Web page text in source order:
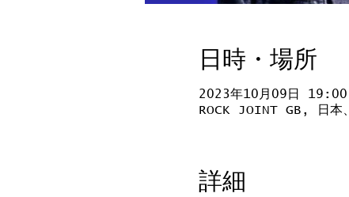
日時・場所
2023年10月09日 19:00
ROCK JOINT GB, 日本
詳細